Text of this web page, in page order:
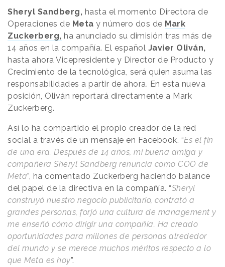
Sheryl Sandberg, hasta el momento Directora de
Operaciones de Meta y número dos de Mark
Zuckerberg, ha anunciado su dimisión tras más de
14 años en la compañía. El español Javier Oliván,
hasta ahora Vicepresidente y Director de Producto y
Crecimiento de la tecnológica, será quien asuma las
responsabilidades a partir de ahora. En esta nueva
posición, Oliván reportará directamente a Mark
Zuckerberg.
Así lo ha compartido el propio creador de la red
social a través de un mensaje en Facebook. “Es el fin
de una era. Después de 14 años, mi buena amiga y
compañera Sheryl Sandberg renuncia como COO de
Meta”, ha comentado Zuckerberg haciendo balance
del papel de la directiva en la compañía. “Sheryl
construyó nuestro negocio publicitario, contrató a
grandes personas, forjó una cultura de management y
me enseñó cómo dirigir una compañía. Ha creado
oportunidades para millones de personas alrededor
del mundo y se merece muchos méritos respecto a lo
que Meta es hoy”.